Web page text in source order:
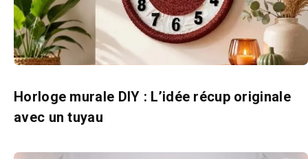
Horloge murale DIY : L’idée récup originale
avec un tuyau